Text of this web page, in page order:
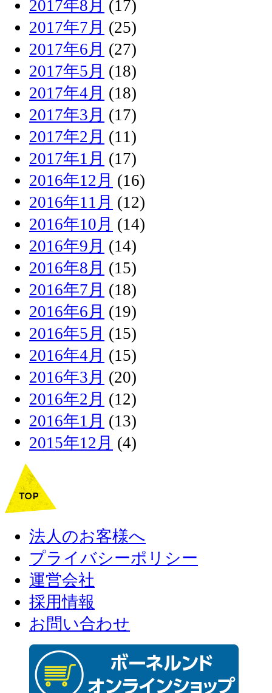
2017年8月 (17)
2017年7月 (25)
2017年6月 (27)
2017年5月 (18)
2017年4月 (18)
2017年3月 (17)
2017年2月 (11)
2017年1月 (17)
2016年12月 (16)
2016年11月 (12)
2016年10月 (14)
2016年9月 (14)
2016年8月 (15)
2016年7月 (18)
2016年6月 (19)
2016年5月 (15)
2016年4月 (15)
2016年3月 (20)
2016年2月 (12)
2016年1月 (13)
2015年12月 (4)
法人のお客様へ
プライバシーポリシー
運営会社
採用情報
お問い合わせ